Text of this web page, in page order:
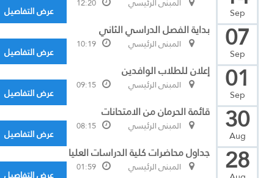
Sep عرض التفاصيل
07
Sep
بداية الفصل الدراسي الثاني
المبنى الرئيسي 10:19
عرض التفاصيل
01
Sep
إعلان للطلاب الوافدين
المبنى الرئيسي 09:15
عرض التفاصيل
30
Aug
قائمة الحرمان من الامتحانات
المبنى الرئيسي 08:15
عرض التفاصيل
28 جداول محاضرات كلية الدراسات العليا
المبنى الرئيسي 01:59